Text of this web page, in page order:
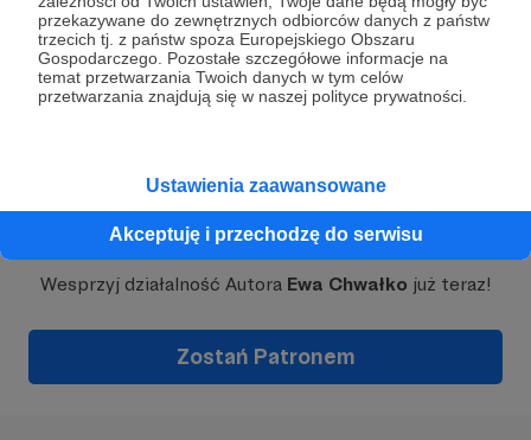
przekazywane do zewnętrznych odbiorców danych z państw
trzecich tj. z państw spoza Europejskiego Obszaru
Gospodarczego. Pozostałe szczegółowe informacje na
temat przetwarzania Twoich danych w tym celów
przetwarzania znajdują się w naszej polityce prywatności.
Ustawienia zaawansowane
Akceptuję i przechodzę do serwisu
Dołącz do grona Patronów!
Wesprzyj działalność Autora Ewa Chwałko już teraz!
Zostań Patronem